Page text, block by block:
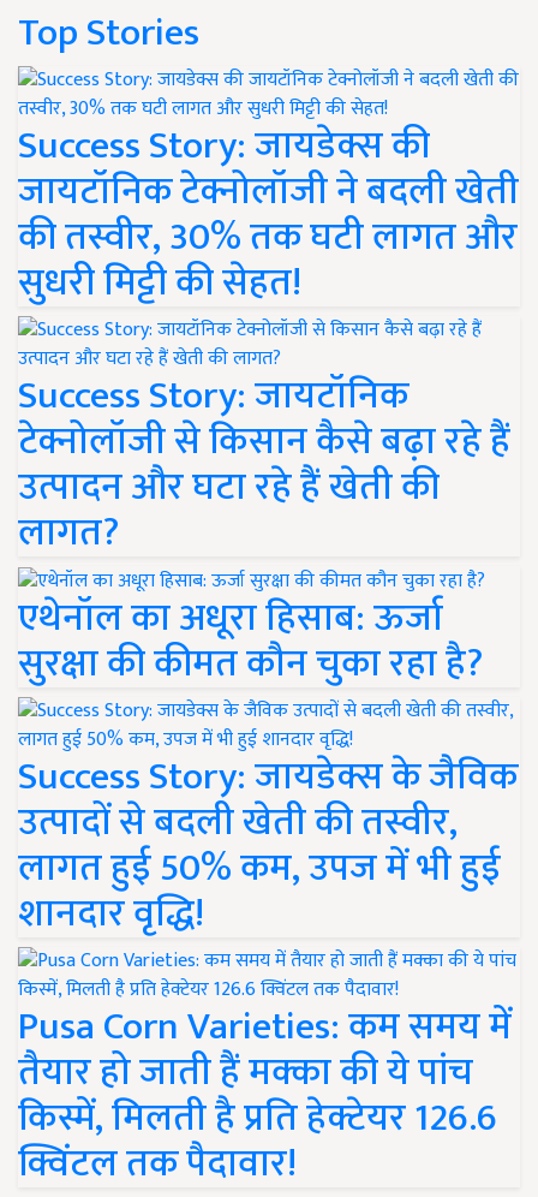
Top Stories
Success Story: जायडेक्स की
जायटॉनिक टेक्नोलॉजी ने बदली खेती
की तस्वीर, 30% तक घटी लागत और
सुधरी मिट्टी की सेहत!
Success Story: जायटॉनिक
टेक्नोलॉजी से किसान कैसे बढ़ा रहे हैं
उत्पादन और घटा रहे हैं खेती की
लागत?
एथेनॉल का अधूरा हिसाब: ऊर्जा
सुरक्षा की कीमत कौन चुका रहा है?
Success Story: जायडेक्स के जैविक
उत्पादों से बदली खेती की तस्वीर,
लागत हुई 50% कम, उपज में भी हुई
शानदार वृद्धि!
Pusa Corn Varieties: कम समय में
तैयार हो जाती हैं मक्का की ये पांच
किस्में, मिलती है प्रति हेक्टेयर 126.6
क्विंटल तक पैदावार!